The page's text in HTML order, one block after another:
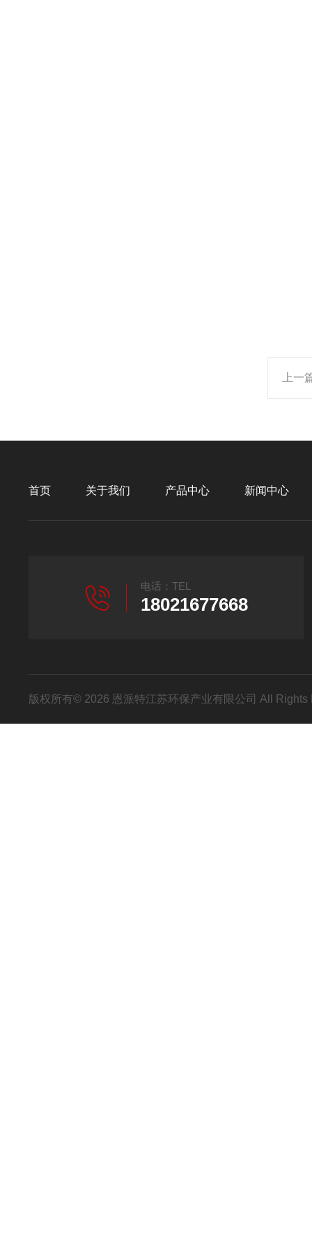
上一
首页 关于我们 产品中心 新闻中心
电话：TEL
18021677668
版权所有© 2026 恩派特江苏环保产业有限公司 All